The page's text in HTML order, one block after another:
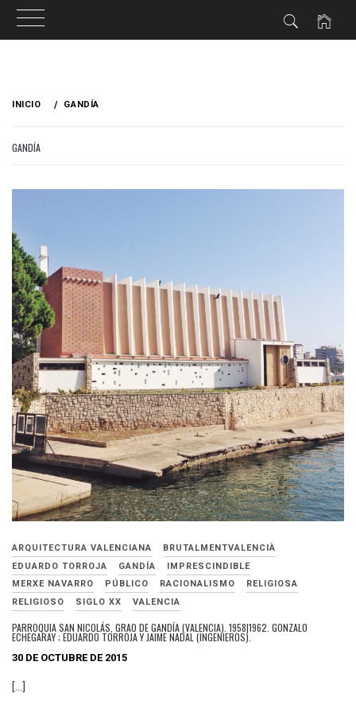
INICIO GANDÍA
GANDÍA
ARQUITECTURA VALENCIANA
BRUTALMENTVALENCIÀ
EDUARDO TORROJA
GANDÍA
IMPRESCINDIBLE
MERXE NAVARRO
PÚBLICO RACIONALISMO
RELIGIOSA
RELIGIOSO
SIGLO XX VALENCIA
PARROQUIA SAN NICOLÁS, GRAO DE GANDÍA (VALENCIA). 1958|1962. GONZALO
ECHEGARAY ; EDUARDO TORROJA Y JAIME NADAL (INGENIEROS).
30 DE OCTUBRE DE 2015
[…]